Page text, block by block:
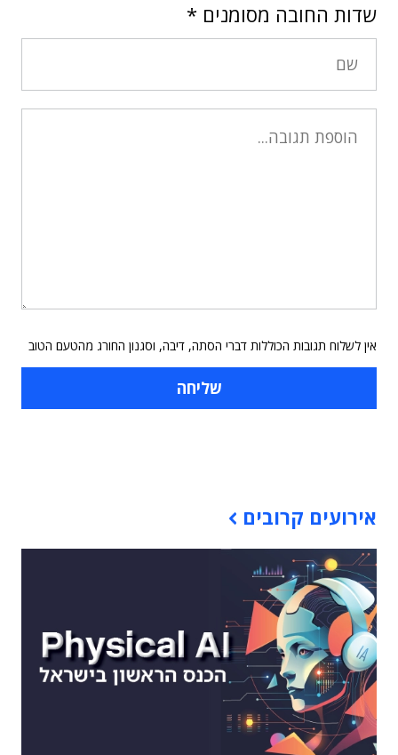
שדות החובה מסומנים *
אין לשלוח תגובות הכוללות דברי הסתה, דיבה, וסגנון החורג מהטעם הטוב
אירועים קרובים